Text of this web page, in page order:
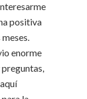
positiva
enorme